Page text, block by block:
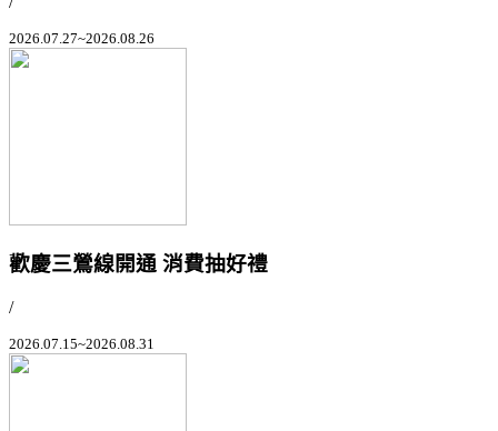
2026.07.27~2026.08.26
歡慶三鶯線開通 消費抽好禮
/
2026.07.15~2026.08.31